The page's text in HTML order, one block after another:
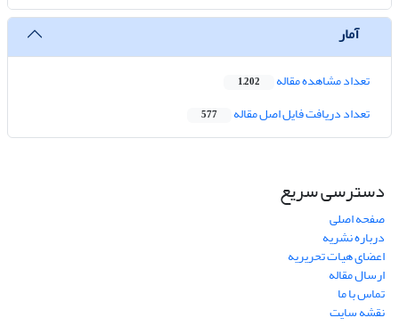
آمار
تعداد مشاهده مقاله 1,202
تعداد دریافت فایل اصل مقاله 577
دسترسی سریع
صفحه اصلی
درباره نشریه
اعضای هیات تحریریه
ارسال مقاله
تماس با ما
نقشه سایت